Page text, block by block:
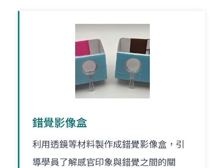
錯覺影像盒
利用透鏡等材料製作成錯覺影像盒，引
導學員了解感官印象與錯覺之間的關